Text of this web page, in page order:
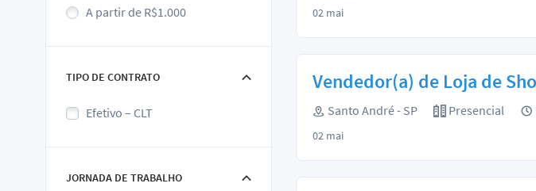
A partir de R$1.000
TIPO DE CONTRATO
Efetivo – CLT
JORNADA DE TRABALHO
02 mai
Vendedor(a) de Loja de
Santo André - SP Presencial
02 mai